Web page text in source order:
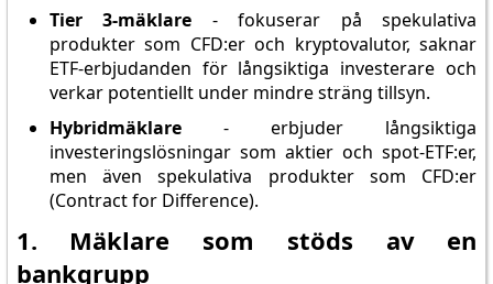
Tier 3-mäklare - fokuserar på spekulativa
produkter som CFD:er och kryptovalutor, saknar
ETF-erbjudanden för långsiktiga investerare och
verkar potentiellt under mindre sträng tillsyn.
Hybridmäklare- erbjuder långsiktiga
investeringslösningar som aktier och spot-ETF:er,
men även spekulativa produkter som CFD:er
(Contract for Difference).
1. Mäklare som stöds av en
bankgrupp